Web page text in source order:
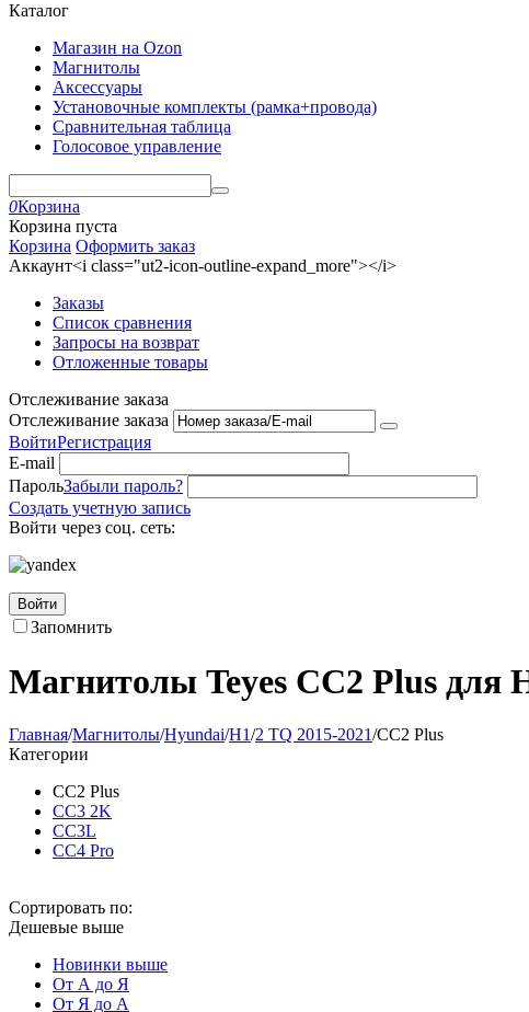
Каталог
Магазин на Ozon
Магнитолы
Аксессуары
Установочные комплекты (рамка+провода)
Сравнительная таблица
Голосовое управление
0Корзина
Корзина пуста
Корзина Оформить заказ
Аккаунт<i class="ut2-icon-outline-expand_more"></i>
Заказы
Список сравнения
Запросы на возврат
Отложенные товары
Отслеживание заказа
Отслеживание заказа
ВойтиРегистрация
E-mail
ПарольЗабыли пароль?
Создать учетную запись
Войти через соц. сеть:
Войти
Запомнить
Магнитолы Teyes CC2 Plus для
Главная/Магнитолы/Hyundai/H1/2 TQ 2015-2021/CC2 Plus
Категории
CC2 Plus
CC3 2K
CC3L
CC4 Pro
Сортировать по:
Дешевые выше
Новинки выше
От А до Я
От Я до А